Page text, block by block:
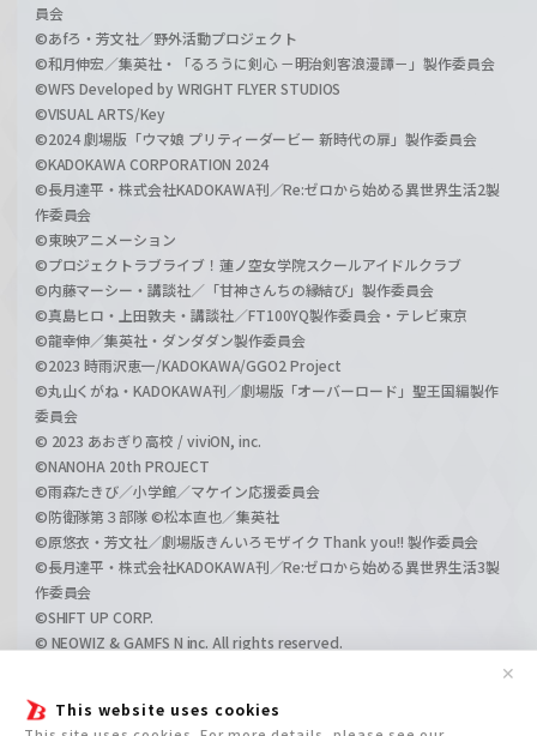
This website uses cookies
✕
員会
©あfろ・芳文社／野外活動プロジェクト
©和月伸宏／集英社・「るろうに剣心 －明治剣客浪漫譚－」製作委員会
©WFS Developed by WRIGHT FLYER STUDIOS
©VISUAL ARTS/Key
©2024 劇場版「ウマ娘 プリティーダービー 新時代の扉」製作委員会
©KADOKAWA CORPORATION 2024
©長月達平・株式会社KADOKAWA刊／Re:ゼロから始める異世界生活2製
作委員会
©東映アニメーション
©プロジェクトラブライブ！蓮ノ空女学院スクールアイドルクラブ
©内藤マーシー・講談社／「甘神さんちの縁結び」製作委員会
©真島ヒロ・上田敦夫・講談社／FT100YQ製作委員会・テレビ東京
©龍幸伸／集英社・ダンダダン製作委員会
©2023 時雨沢恵一/KADOKAWA/GGO2 Project
©丸山くがね・KADOKAWA刊／劇場版「オーバーロード」聖王国編製作
委員会
© 2023 あおぎり高校 / viviON, inc.
©NANOHA 20th PROJECT
©雨森たきび／小学館／マケイン応援委員会
©防衛隊第３部隊 ©松本直也／集英社
©原悠衣・芳文社／劇場版きんいろモザイク Thank you!! 製作委員会
©長月達平・株式会社KADOKAWA刊／Re:ゼロから始める異世界生活3製
作委員会
©SHIFT UP CORP.
© NEOWIZ & GAMFS N inc. All rights reserved.
©GIRLS und PANZER Film Projekt